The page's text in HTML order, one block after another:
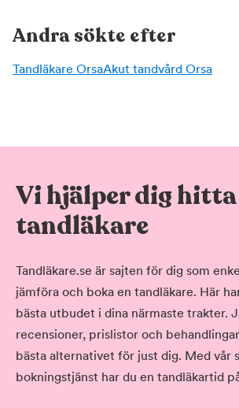
Andra sökte efter
Tandläkare OrsaAkut tandvård Orsa
Vi hjälper dig hitta
tandläkare
Tandläkare.se är sajten för dig som
jämföra och boka en tandläkare. Här
bästa utbudet i dina närmaste trakter.
recensioner, prislistor och
bästa alternativet för just dig. Med vår
bokningstjänst har du en tandläkartid